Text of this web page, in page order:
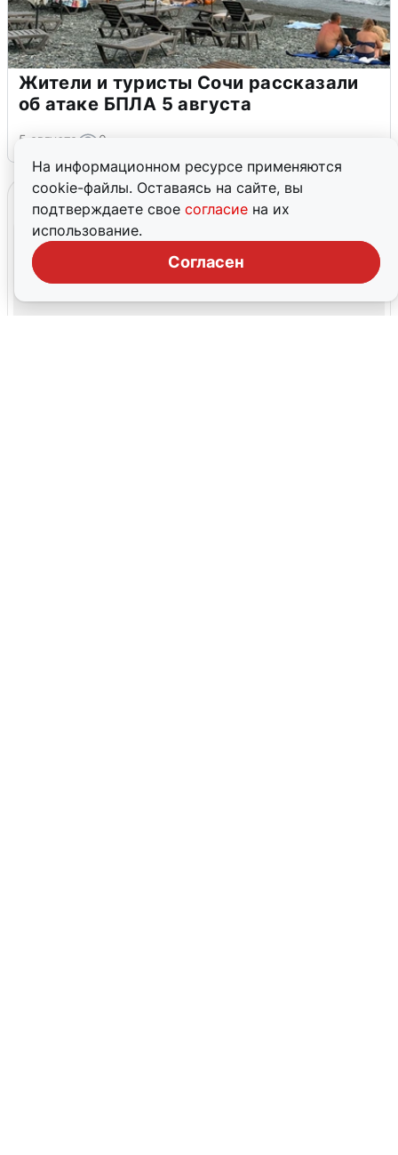
На информационном ресурсе применяются
cookie-файлы. Оставаясь на сайте, вы
подтверждаете свое согласие на их
использование.
Согласен
Жители и туристы Сочи рассказали
об атаке БПЛА 5 августа
5 августа 0